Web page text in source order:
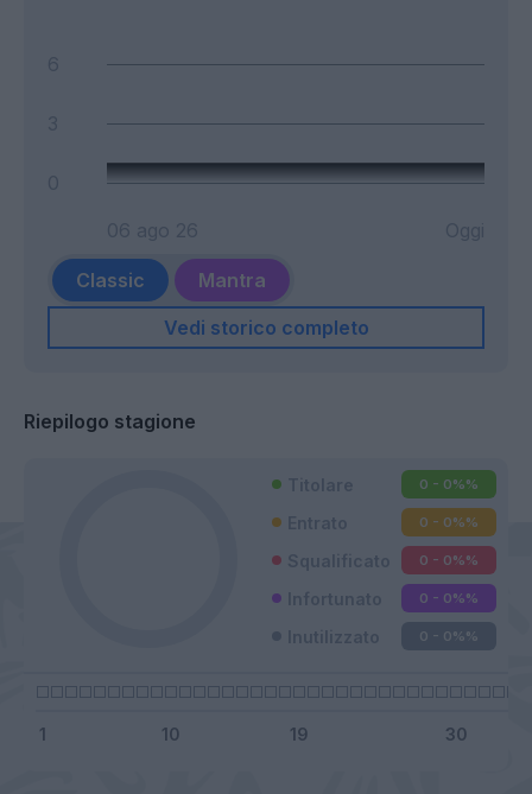
Classic
Mantra
Vedi storico completo
Riepilogo stagione
0 - 0%%
0 - 0%%
0 - 0%%
0 - 0%%
0 - 0%%